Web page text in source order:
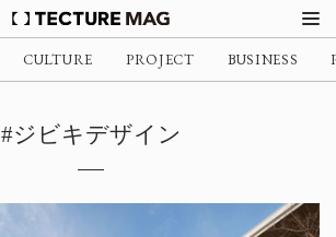
CULTURE PROJECT BUSINESS
#ジビキデザイン